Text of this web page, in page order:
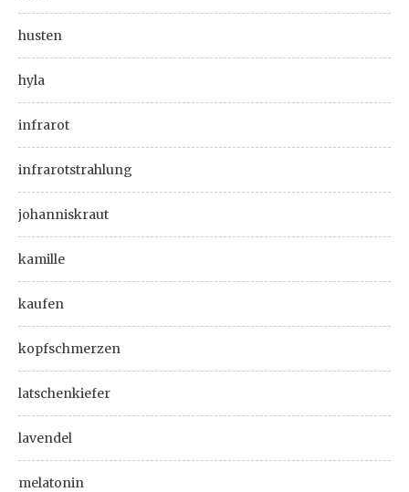
husten
hyla
infrarot
infrarotstrahlung
johanniskraut
kamille
kaufen
kopfschmerzen
latschenkiefer
lavendel
melatonin